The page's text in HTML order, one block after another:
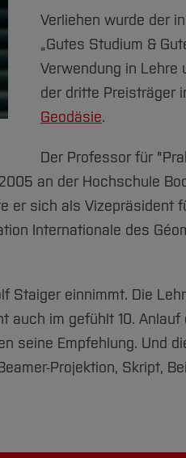
Verliehen wurde der
„Gutes Studium &
Verwendung in Lehre
der dritte Preisträger
Geodäsie.
Der Professor für
an der Hochschule
sich als Vizepräsident
Internationale des
einnimmt. Die
im gefühlt 10.
seine Empfehlung. Und
Projektion, Skript,